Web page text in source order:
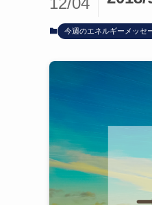
今週のエネルギーメッセ